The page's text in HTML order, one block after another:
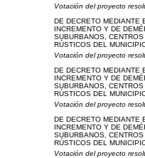
Votación del proyecto
DE DECRETO MEDIANTE
INCREMENTO Y DE
SUBURBANOS,
RÚSTICOS DEL
Votación del proyecto
DE DECRETO MEDIANTE
INCREMENTO Y DE
SUBURBANOS,
RÚSTICOS DEL
Votación del proyecto
DE DECRETO MEDIANTE
INCREMENTO Y DE
SUBURBANOS,
RÚSTICOS DEL
Votación del proyecto